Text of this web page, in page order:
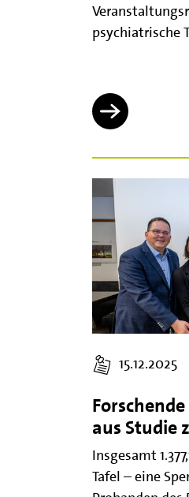
psychiatrische
15.12.2025
aus Studie
Insgesamt
Tafel – eine